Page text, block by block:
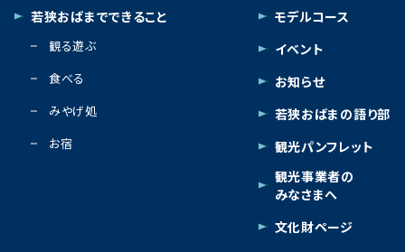
若狭おばまでできること
観る遊ぶ
食べる
みやげ処
お宿
モデルコース
イベント
お知らせ
若狭おばまの語り部
観光パンフレット
観光事業者の
みなさまへ
文化財ページ